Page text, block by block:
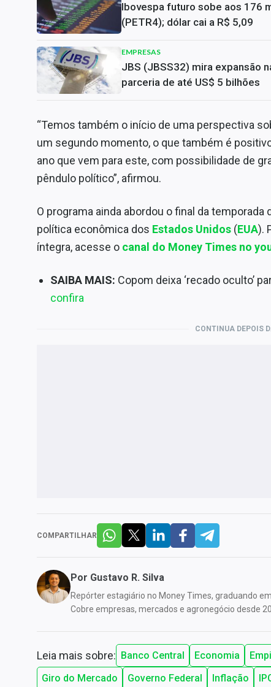
Ibovespa futuro sobe aos 176
(PETR4); dólar cai a R$ 5,09
EMPRESAS
JBS (JBSS32) mira expansão
parceria de até US$ 5 bilhões
“Temos também o início de uma perspectiva
um segundo momento, o que também é
ano que vem para este, com possibilidade de
pêndulo político”, afirmou.
O programa ainda abordou o final da
política econômica dos Estados Unidos (EUA).
íntegra, acesse o canal do Money Times no
SAIBA MAIS: Copom deixa ‘recado oculto’
confira
CONTINUA DEPOIS
COMPARTILHAR
Por Gustavo R. Silva
Repórter estagiário no Money Times, graduando
Cobre empresas, mercados e agronegócio desde
Leia mais sobre: Banco Central Economia
Giro do Mercado
Governo Federal Inflação